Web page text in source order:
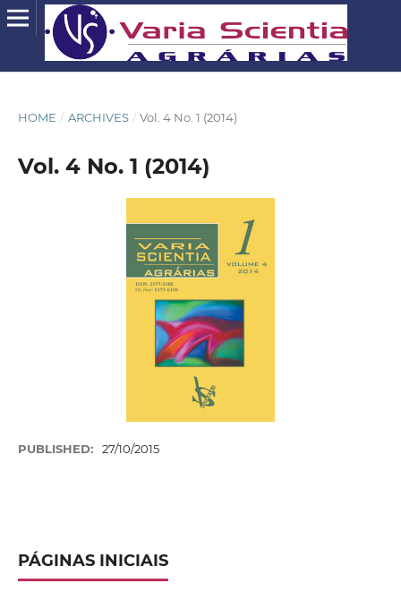
HOME / ARCHIVES / Vol. 4 No. 1 (2014)
Vol. 4 No. 1 (2014)
PUBLISHED: 27/10/2015
PÁGINAS INICIAIS